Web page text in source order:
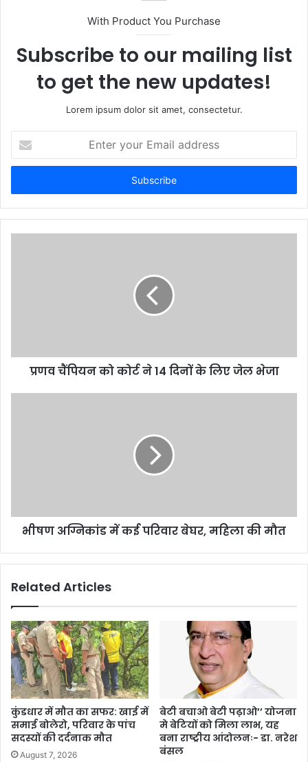
With Product You Purchase
Subscribe to our mailing list
to get the new updates!
Lorem ipsum dolor sit amet, consectetur.
your
Email
प्रणव चैंपियन को कोर्ट ने 14 दिनों के लिए जेल भेजा
भीषण अग्निकांड में कई परिवार बेघर, महिला की मौत
Related Articles
कुंडधार में मौत का सफर: खाई में
समाई बोलेरो, परिवार के पांच
सदस्यों की दर्दनाक मौत
August 7, 2026
बेटी बचाओ बेटी पढ़ाओ’’ योजना
मे बेटियों को मिला लाभ, यह
बना राष्ट्रीय आंदोलनः- डा. नरेश
बंसल